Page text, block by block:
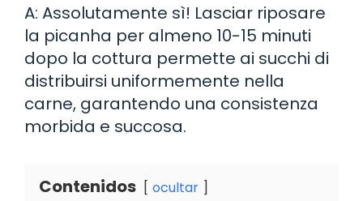
A: Assolutamente sì! Lasciar riposare
la picanha per almeno 10-15 minuti
dopo la cottura permette ai succhi di
distribuirsi uniformemente nella
carne, garantendo una consistenza
morbida e succosa.
Contenidos ocultar